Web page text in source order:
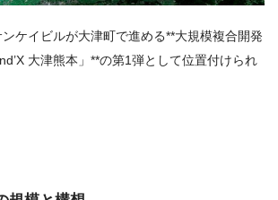
ケイビルが大津町で進める**大規模複合開発
大津熊本」**の第1弾として位置付けられ